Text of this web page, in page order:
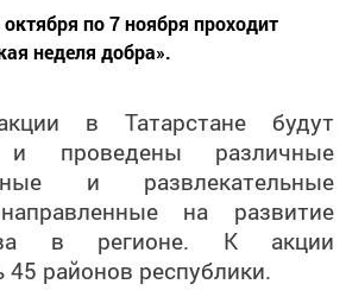
по 7 ноября проходит
неделя добра».
в Татарстане будут
и проведены различные
и развлекательные
на развитие
в регионе. К акции
45 районов республики.